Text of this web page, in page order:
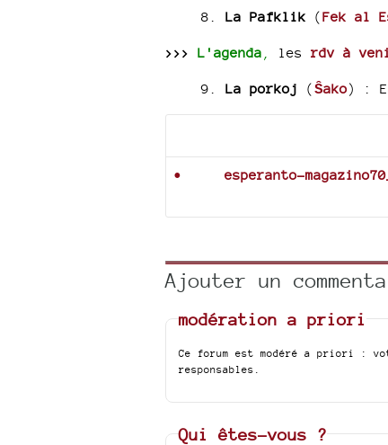
8. La Pafklik (Fek al
>>> L'agenda les rdv à
9. La porkoj (Ŝako) :
esperanto-
Ajouter un
modération a priori
Ce forum est modéré a priori :
responsables.
Qui êtes-vous ?